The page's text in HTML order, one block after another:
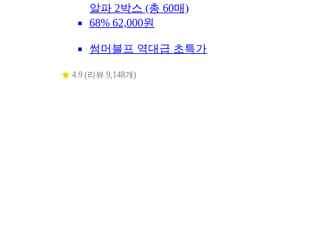
알파 2박스 (총 60매)
68% 62,000원
썸머블프 역대급 초특가
4.9 (리뷰 9,148개)